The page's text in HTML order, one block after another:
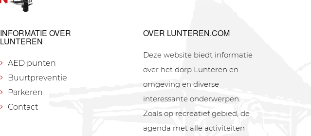
INFORMATIE OVER
LUNTEREN
AED punten
Buurtpreventie
Parkeren
Contact
OVER LUNTEREN.COM
Deze website biedt informatie
over het dorp Lunteren en
omgeving en diverse
interessante onderwerpen.
Zoals op recreatief gebied, de
agenda met alle activiteiten